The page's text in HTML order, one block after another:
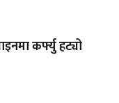
कर्फ्यु हट्यो